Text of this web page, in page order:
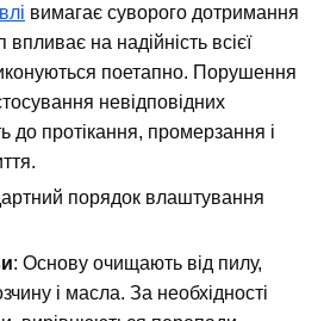
вимагає суворого дотримання
впливає на надійність всієї
поетапно. Порушення
невідповідних
до протікання, промерзання і
порядок влаштування
: Основу очищають від пилу,
і масла. За необхідності